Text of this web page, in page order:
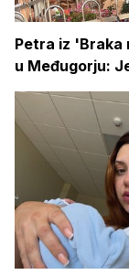
Petra iz 'Braka
u Međugorju: